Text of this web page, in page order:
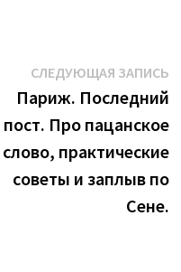
СЛЕДУЮЩАЯ ЗАПИСЬ
Париж. Последний
пост. Про пацанское
слово, практические
советы и заплыв по
Сене.